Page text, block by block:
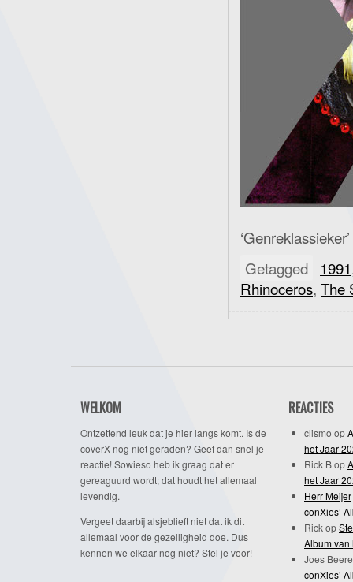
Getagged
1991
Rhinoceros, The
WELKOM
Ontzettend leuk dat je hier langs komt. Is de
coverX nog niet geraden? Geef dan snel je
reactie! Sowieso heb ik graag dat er
gereaguurd wordt; dat houdt het allemaal
levendig.
Vergeet daarbij alsjeblieft niet dat ik dit
allemaal voor de gezelligheid doe. Dus
kennen we elkaar nog niet? Stel je voor!
REACTIES
clismo op
het Jaar
Rick Bop
het Jaar
Herr Meijer
conXies’
Rickop
Album van
Joes
conXies’